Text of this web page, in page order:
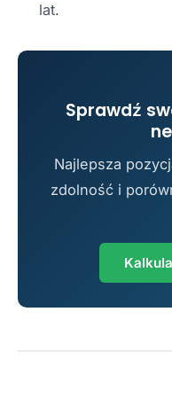
lat.
Sprawdź
Najlepsza
zdolność i